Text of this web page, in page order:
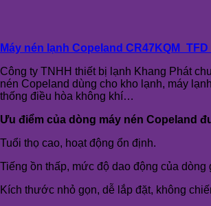
Máy nén lạnh Copeland
Công ty TNHH thiết bị lạnh Khang Phát
nén Copeland dùng cho kho lạnh, máy
thống điều hòa không khí…
Ưu điểm của dòng máy nén Copeland
Tuổi thọ cao, hoạt động ổn định.
Tiếng ồn thấp, mức độ dao động của dòng
Kích thước nhỏ gọn, dễ lắp đặt, không